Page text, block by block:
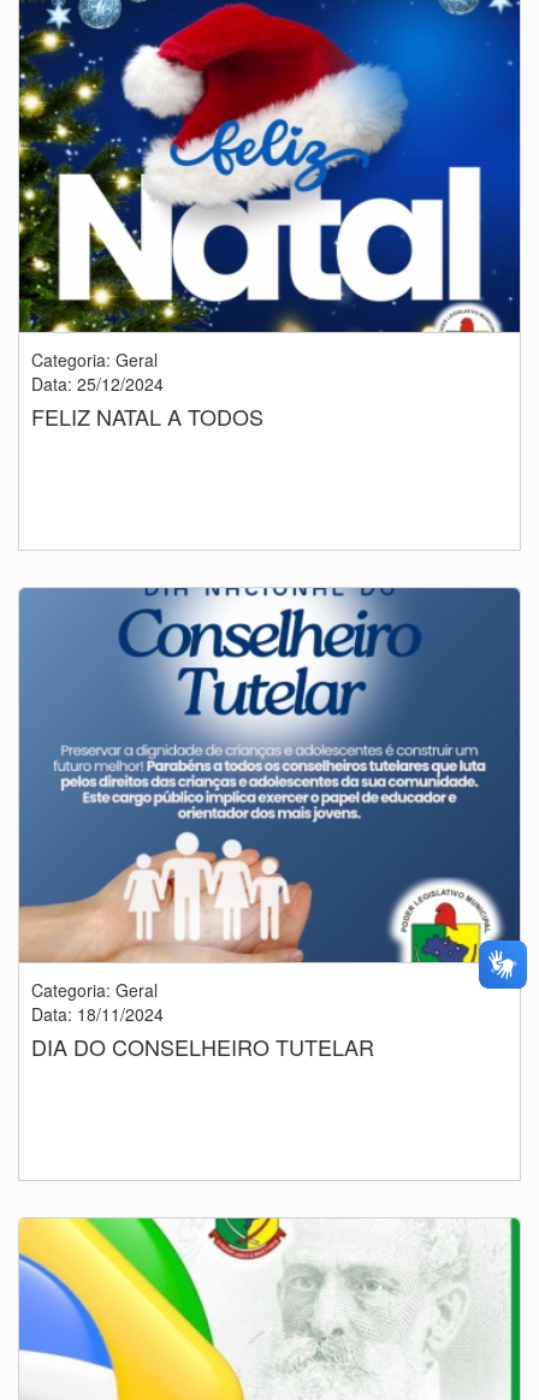
Categoria: Geral
Data: 25/12/2024
FELIZ NATAL A TODOS
Categoria: Geral
Data: 18/11/2024
DIA DO CONSELHEIRO TUTELAR